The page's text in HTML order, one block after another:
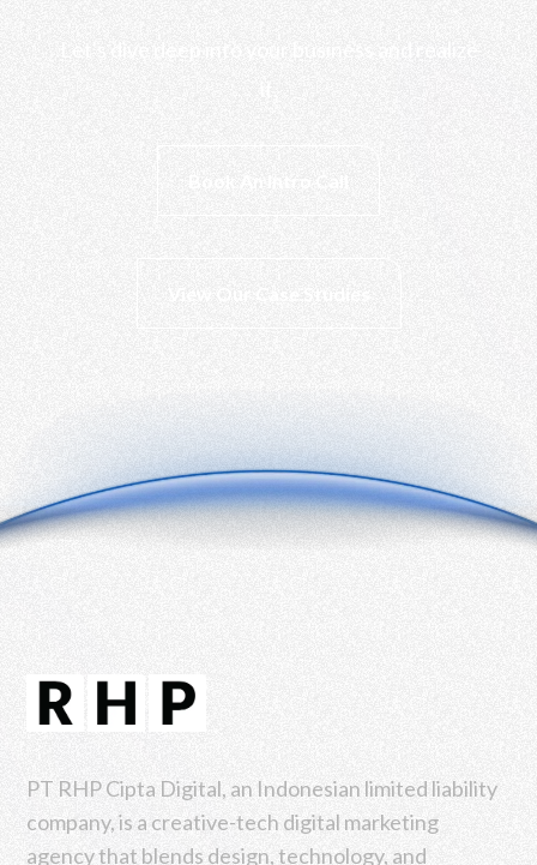
PT RHP Cipta Digital, an Indonesian limited liability
company, is a creative-tech digital marketing
agency that blends design, technology, and